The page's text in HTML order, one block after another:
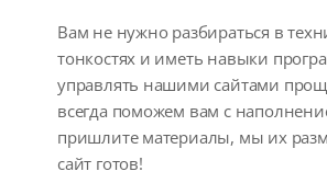
Вам не нужно разбираться в
тонкостях и иметь навыки
управлять нашими сайтами
всегда поможем вам с
пришлите материалы, мы их
сайт готов!